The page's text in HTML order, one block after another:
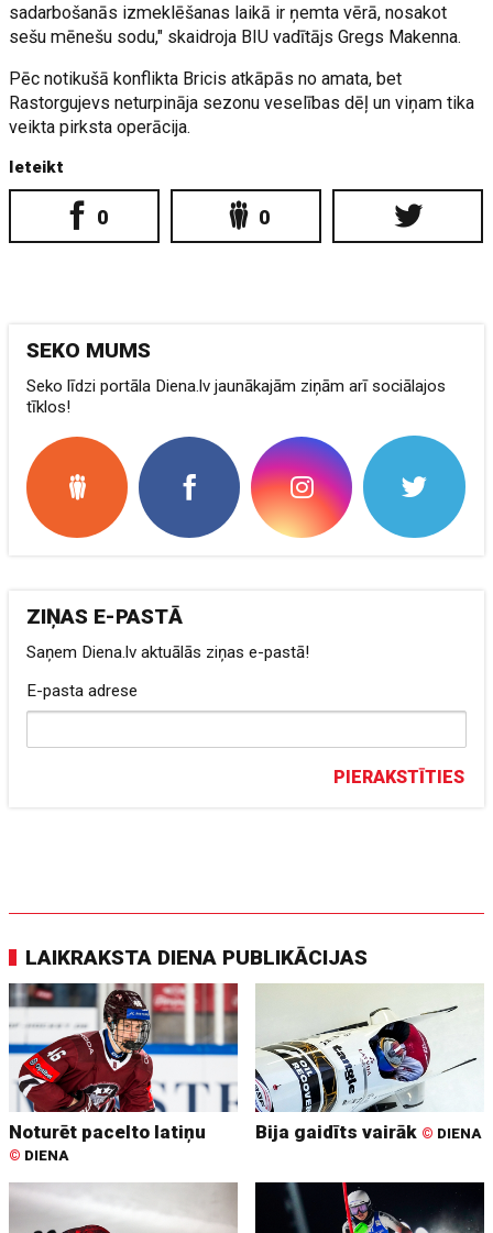
sadarbošanās izmeklēšanas laikā ir ņemta vērā, nosakot
sešu mēnešu sodu," skaidroja BIU vadītājs Gregs Makenna.
Pēc notikušā konflikta Bricis atkāpās no amata, bet
Rastorgujevs neturpināja sezonu veselības dēļ un viņam tika
veikta pirksta operācija.
Ieteikt
0 0
SEKO MUMS
Seko līdzi portāla Diena.lv jaunākajām ziņām arī sociālajos
tīklos!
ZIŅAS E-PASTĀ
Saņem Diena.lv aktuālās ziņas e-pastā!
E-pasta adrese
PIERAKSTĪTIES
LAIKRAKSTA DIENA PUBLIKĀCIJAS
Noturēt pacelto latiņu
© DIENA
Bija gaidīts vairāk © DIENA